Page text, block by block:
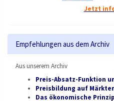
Jetzt
Empfehlungen aus dem Archiv
Aus unserem Archiv
Preis-Absatz-Funktion
Preisbildung auf
Das ökonomische Prinzip